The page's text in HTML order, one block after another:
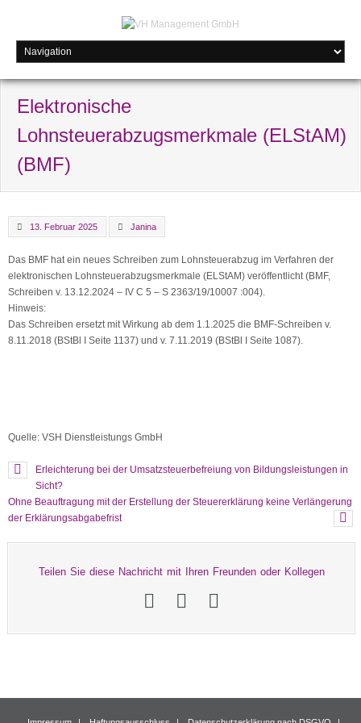
Elektronische
Lohnsteuerabzugsmerkmale (ELStAM)
(BMF)
13. Februar 2025 Janina
Das BMF hat ein neues Schreiben zum Lohnsteuerabzug im Verfahren der
elektronischen Lohnsteuerabzugsmerkmale (ELStAM) veröffentlicht (BMF,
Schreiben v. 13.12.2024 – IV C 5 – S 2363/19/10007 :004).
Hinweis:
Das Schreiben ersetzt mit Wirkung ab dem 1.1.2025 die BMF-Schreiben v.
8.11.2018 (BStBl I Seite 1137) und v. 7.11.2019 (BStBl I Seite 1087).
Quelle: VSH Dienstleistungs GmbH
Erleichterung bei der Umsatzsteuerbefreiung von Bildungsleistungen in
Sicht?
Ohne Beauftragung mit der Erstellung der Steuererklärung keine Verlängerung
der Erklärungsabgabefrist
Teilen Sie diese Nachricht mit Ihren Freunden oder Kollegen